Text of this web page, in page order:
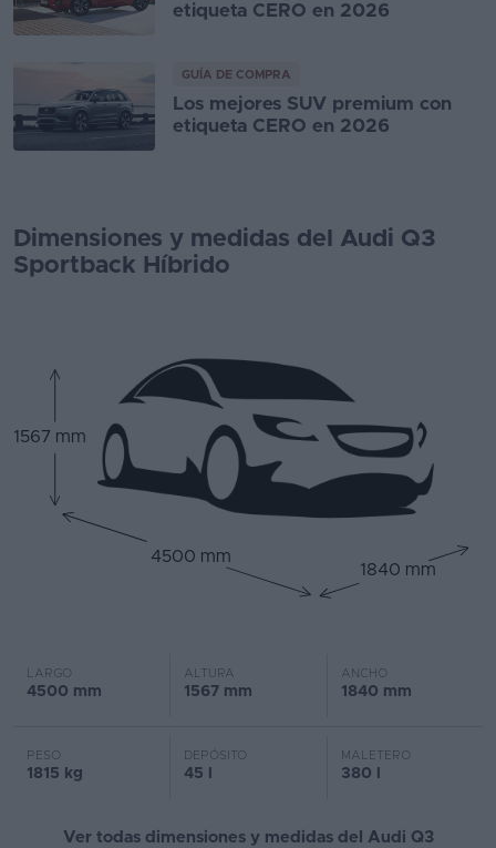
etiqueta CERO en 2026
GUÍA DE COMPRA
Los mejores SUV premium con
etiqueta CERO en 2026
Dimensiones y medidas del Audi Q3
Sportback Híbrido
1567 mm
4500 mm
1840 mm
LARGO
4500 mm
ALTURA
1567 mm
ANCHO
1840 mm
PESO
1815 kg
DEPÓSITO
45 l
MALETERO
380 l
Ver todas dimensiones y medidas del Audi Q3